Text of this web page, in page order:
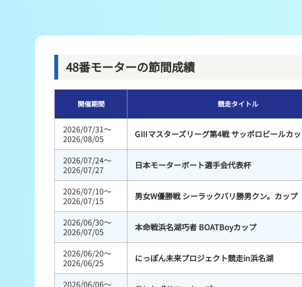
モーター抽選結果・前検タイムランキング
得点率ランキング
特別観覧施
48番モーターの節間成績
開催期間 競走タイトル
2026/07/31～
2026/08/05
GⅢマスターズリーグ第4戦 サッポロビールカ
2026/07/24～
2026/07/27
日本モーターボート選手会代表杯
2026/07/10～
2026/07/15
男女W優勝戦 シーラックバリ勝男クン。カップ
2026/06/30～
2026/07/05
本命戦浜名湖巧者 BOATBoyカップ
2026/06/20～
2026/06/25
にっぽん未来プロジェクト競走in浜名湖
2026/06/06～